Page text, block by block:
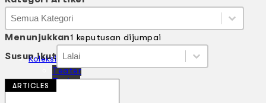
Koleksi Kami
Teater
Tarian
Artikel
Kategori Artikel
Kategori Artikel
Kategori Artikel
Menunjukkan1 keputusan dijumpai
Susun ikut Susun ikut
Susun ikut
Susun ikut
ARTICLES